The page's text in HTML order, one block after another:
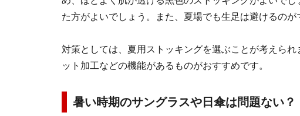
た方がよいでしょう。また、夏場でも生足は避けるのが
対策としては、夏用ストッキングを選ぶことが考えら
ット加工などの機能があるものがおすすめです。
暑い時期のサングラスや日傘は問題ない？